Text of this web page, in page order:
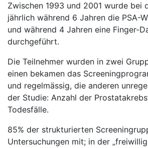
Zwischen 1993 und 2001 wurde bei
jährlich während 6 Jahren die PSA-
und während 4 Jahren eine Finger-
durchgeführt.
Die Teilnehmer wurden in zwei
einen bekamen das
und regelmässig, die anderen
der Studie: Anzahl der
Todesfälle.
85% der strukturierten
Untersuchungen mit; in der